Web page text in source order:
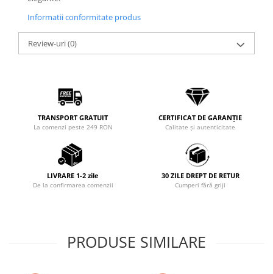
Informatii conformitate produs
Review-uri(0)
TRANSPORT GRATUIT
La comenzi peste 249 RON
CERTIFICAT DE GARANȚIE
Calitate și autenticitate
LIVRARE 1-2 zile
De la confirmarea comenzii
30 ZILE DREPT DE RETUR
Cumperi fără griji
PRODUSE SIMILARE